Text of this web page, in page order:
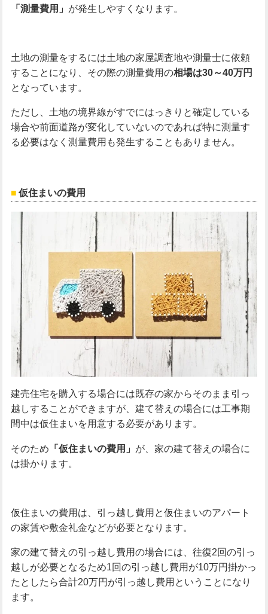
「測量費用」 が発生しやすくなります。
土地の測量をするには土地の家屋調査地や測量士に依頼
することになり、その際の測量費用の相場は30～40万円
となっています。
ただし、土地の境界線がすでにはっきりと確定している
場合や前面道路が変化していないのであれば特に測量す
る必要はなく測量費用も発生することもありません。
仮住まいの費用
建売住宅を購入する場合には既存の家からそのまま引っ
越しすることができますが、建て替えの場合には工事期
間中は仮住まいを用意する必要があります。
そのため 「仮住まいの費用」 が、家の建て替えの場合に
は掛かります。
仮住まいの費用は、引っ越し費用と仮住まいのアパート
の家賃や敷金礼金などが必要となります。
家の建て替えの引っ越し費用の場合には、往復2回の引っ
越しが必要となるため1回の引っ越し費用が10万円掛かっ
たとしたら合計20万円が引っ越し費用ということになり
ます。